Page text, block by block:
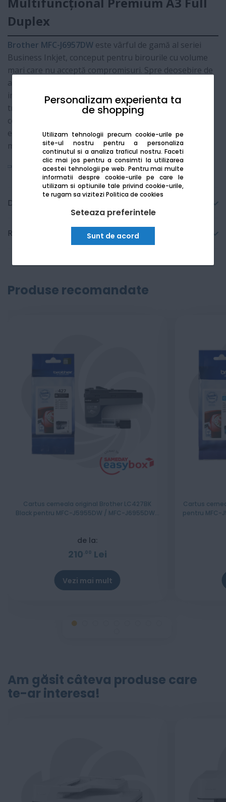
Personalizam experienta ta
de shopping
Utilizam tehnologii precum cookie-urile pe
site-ul nostru pentru a personaliza
continutul si a analiza traficul nostru. Faceti
clic mai jos pentru a consimti la utilizarea
acestei tehnologii pe web. Pentru mai multe
informatii despre cookie-urile pe care le
utilizam si optiunile tale privind cookie-urile,
te rugam sa viziteziPolitica de cookies
Seteaza preferintele
Sunt de acord
Duplex
Brother MFC-J6957DW este vârful de gamă al seriei
Business Inkjet, conceput pentru birourile cu volume
mari care nu acceptă compromisuri. Spre deosebire de
alte modele, acesta oferă
imprimare, scanare, copiere și fax în format mare. Cu
trei tăvi de hârtie pentru o capacitate totală de 750 de
coli și tehnologia de ultimă oră
echipament redefinește eficiența și durabilitatea în
mediul corporate.
Vezi mai mult
Detalii tehnice
Recenzii
Produse recomandate
Cartus cerneala original Brother LC427BK
Black pentru MFC-J5955DW / MFC-J6955DW /
de la:
210 00 Lei
Vezi mai mult
Cartus
pentru MFC-
Am găsit câteva produse care
te-ar interesa!